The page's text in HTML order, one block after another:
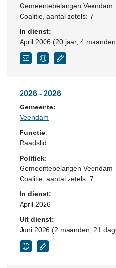
Gemeentebelangen Veendam
Coalitie , aantal zetels: 7
In dienst:
April 2006 (20 jaar, 4
2026 - 2026
Gemeente:
Veendam
Functie:
Raadslid
Politiek:
Gemeentebelangen Veendam
Coalitie , aantal zetels: 7
In dienst:
April 2026
Uit dienst:
Juni 2026 (2 maanden, 21